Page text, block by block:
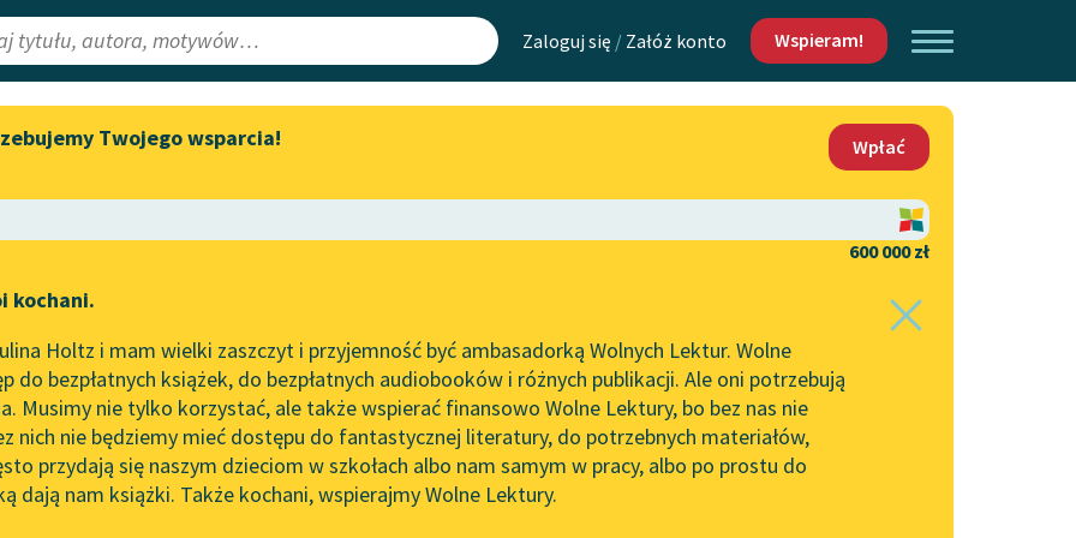
Zaloguj się / Załóż konto Wspieram!
Lektury
redakcyjne
Aktualności
Zapraszamy na spotkanie
literatury skandynawskiej
Wolne Lektury na 32.
Pol’and’Rock Festivalu
„Kochanek Lady Chatterley”
do słuchania na Wolnych
Lekturach
Nowy audiobook – „Marzenie
Mapa Wolnych Lektur
Leśmianator
API
OAI-PMH
Widget Wolnych Lektur
Kontakt
O projekcie
Zasady wykorzystania
Wolnych Lektur
Logotypy
Materiały promocyjne
Twojego wsparcia!
Wpłać
600 000 zł
kochani.
Holtz i mam wielki zaszczyt i przyjemność być ambasadorką Wolnych Lektur. Wolne
do bezpłatnych książek, do bezpłatnych audiobooków i różnych publikacji. Ale oni potrzebują
Musimy nie tylko korzystać, ale także wspierać finansowo Wolne Lektury, bo bez nas nie
nich nie będziemy mieć dostępu do fantastycznej literatury, do potrzebnych materiałów,
przydają się naszym dzieciom w szkołach albo nam samym w pracy, albo po prostu do
dają nam książki. Także kochani, wspierajmy Wolne Lektury.